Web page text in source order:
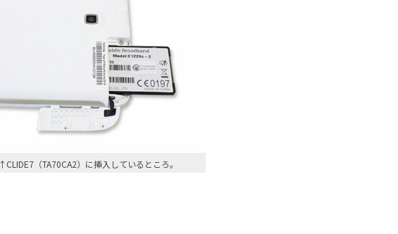
↑CLIDE7（TA70CA2）に挿入しているところ。